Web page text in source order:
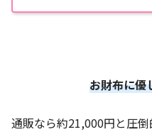
お財布に優
通販なら約21,000円と圧